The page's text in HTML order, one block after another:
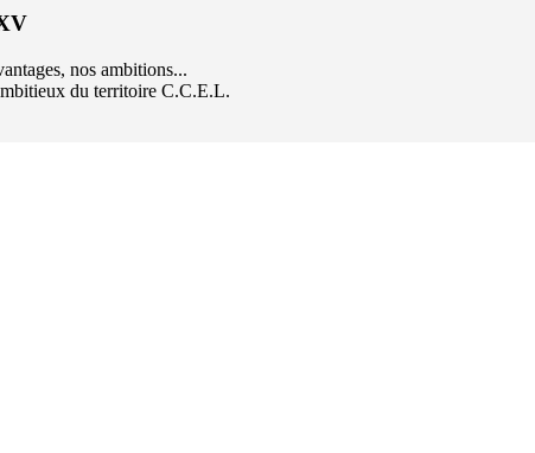
nos ambitions...
du territoire C.C.E.L.